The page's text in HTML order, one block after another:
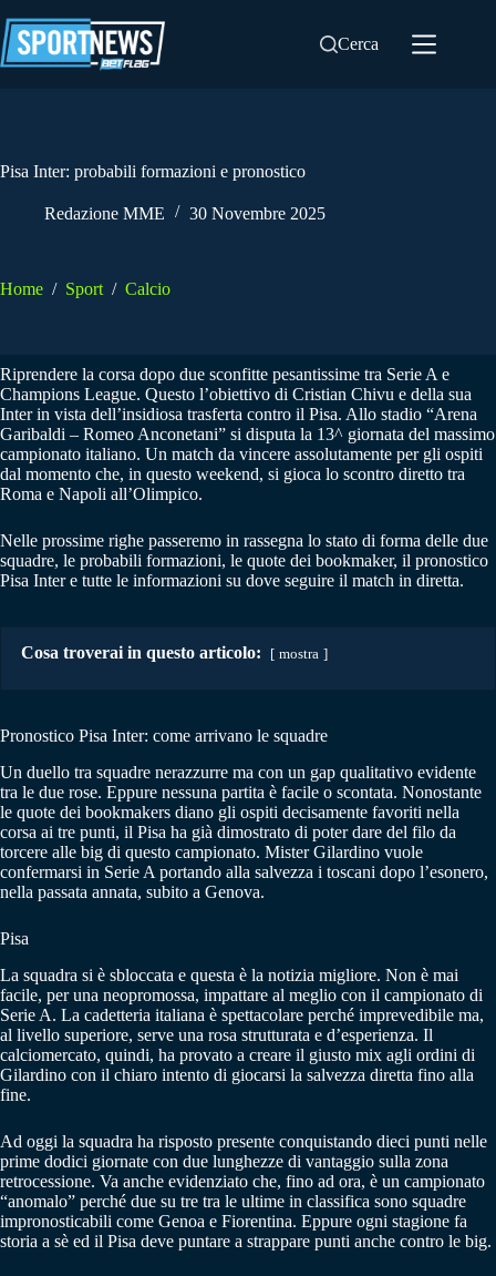
al
contenuto
Cerca
Pisa Inter: probabili formazioni e pronostico
Redazione MME 30 Novembre 2025
Home / Sport / Calcio
Riprendere la corsa dopo due sconfitte pesantissime tra Serie A e
Champions League. Questo l’obiettivo di Cristian Chivu e della sua
Inter in vista dell’insidiosa trasferta contro il Pisa. Allo stadio “Arena
Garibaldi – Romeo Anconetani” si disputa la 13^ giornata del massimo
campionato italiano. Un match da vincere assolutamente per gli ospiti
dal momento che, in questo weekend, si gioca lo scontro diretto tra
Roma e Napoli all’Olimpico.
Nelle prossime righe passeremo in rassegna lo stato di forma delle due
squadre, le probabili formazioni, le quote dei bookmaker, il pronostico
Pisa Inter e tutte le informazioni su dove seguire il match in diretta.
Cosa troverai in questo articolo: mostra
Pronostico Pisa Inter: come arrivano le squadre
Un duello tra squadre nerazzurre ma con un gap qualitativo evidente
tra le due rose. Eppure nessuna partita è facile o scontata. Nonostante
le quote dei bookmakers diano gli ospiti decisamente favoriti nella
corsa ai tre punti, il Pisa ha già dimostrato di poter dare del filo da
torcere alle big di questo campionato. Mister Gilardino vuole
confermarsi in Serie A portando alla salvezza i toscani dopo l’esonero,
nella passata annata, subito a Genova.
Pisa
La squadra si è sbloccata e questa è la notizia migliore. Non è mai
facile, per una neopromossa, impattare al meglio con il campionato di
Serie A. La cadetteria italiana è spettacolare perché imprevedibile ma,
al livello superiore, serve una rosa strutturata e d’esperienza. Il
calciomercato, quindi, ha provato a creare il giusto mix agli ordini di
Gilardino con il chiaro intento di giocarsi la salvezza diretta fino alla
fine.
Ad oggi la squadra ha risposto presente conquistando dieci punti nelle
prime dodici giornate con due lunghezze di vantaggio sulla zona
retrocessione. Va anche evidenziato che, fino ad ora, è un campionato
“anomalo” perché due su tre tra le ultime in classifica sono squadre
impronosticabili come Genoa e Fiorentina. Eppure ogni stagione fa
storia a sè ed il Pisa deve puntare a strappare punti anche contro le big.